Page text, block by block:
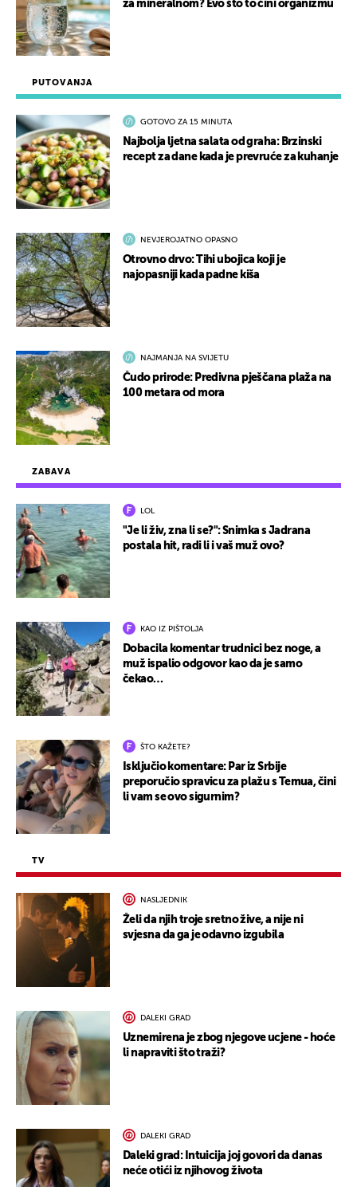
ZABAVA
LOL
"Je li živ, zna li se?": Snimka s Jadrana
postala hit, radi li i vaš muž ovo?
KAO IZ PIŠTOLJA
Dobacila komentar trudnici bez noge, a
muž ispalio odgovor kao da je samo
čekao…
ŠTO KAŽETE?
Isključio komentare: Par iz Srbije
preporučio spravicu za plažu s Temua, čini
li vam se ovo sigurnim?
TV
NASLJEDNIK
Želi da njih troje sretno žive, a nije ni
svjesna da ga je odavno izgubila
DALEKI GRAD
Uznemirena je zbog njegove ucjene - hoće
li napraviti što traži?
DALEKI GRAD
Daleki grad: Intuicija joj govori da danas
neće otići iz njihovog života
PUTOVANJA
GOTOVO ZA 15 MINUTA
Najbolja ljetna salata od graha: Brzinski
recept za dane kada je prevruće za kuhanje
NEVJEROJATNO OPASNO
Otrovno drvo: Tihi ubojica koji je
najopasniji kada padne kiša
NAJMANJA NA SVIJETU
Čudo prirode: Predivna pješčana plaža na
100 metara od mora
za mineralnom? Evo što to čini organizmu